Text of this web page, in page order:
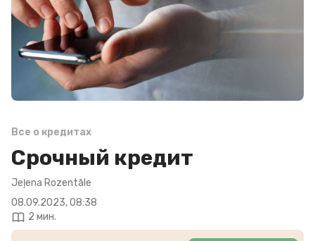
Все о кредитах
Срочный кредит
Jeļena Rozentāle
08.09.2023, 08:38
2 мин.